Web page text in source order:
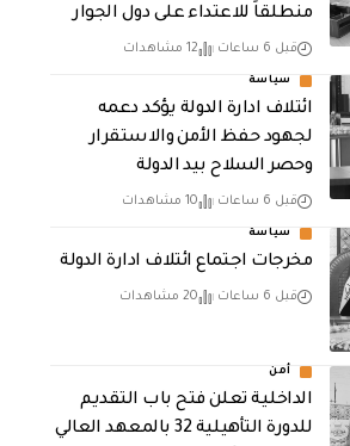
منطلقاً للاعتداء على دول الجوار
قبل 6 ساعات 12 مشاهدات
سياسة
ائتلاف ادارة الدولة يؤكد دعمه
لجهود حفظ الأمن والاستقرار
وحصر السلاح بيد الدولة
قبل 6 ساعات 10 مشاهدات
سياسة
مخرجات اجتماع ائتلاف ادارة الدولة
قبل 6 ساعات 20 مشاهدات
أمن
الداخلية تعلن فتح باب التقديم
للدورة التأهيلية 32 بالمعهد العالي